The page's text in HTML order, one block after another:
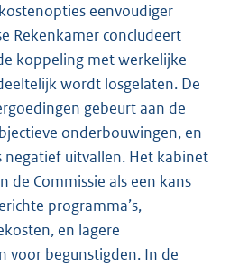
eenvoudiger
Rekenkamer concludeert
koppeling met werkelijke
wordt losgelaten. De
gebeurt aan de
onderbouwingen, en
negatief uitvallen. Het kabinet
de Commissie als een kans
programma’s,
en lagere
voor begunstigden. In de